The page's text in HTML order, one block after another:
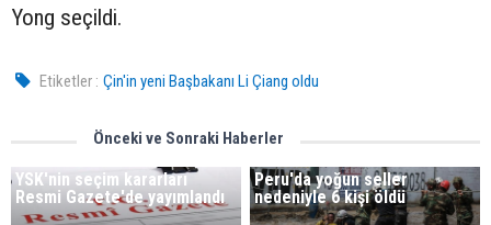
Yong seçildi.
Etiketler : Çin'in yeni Başbakanı Li Çiang oldu
Önceki ve Sonraki Haberler
YSK'nin seçim kararları
Resmi Gazete'de yayımlandı
Peru'da yoğun seller
nedeniyle 6 kişi öldü